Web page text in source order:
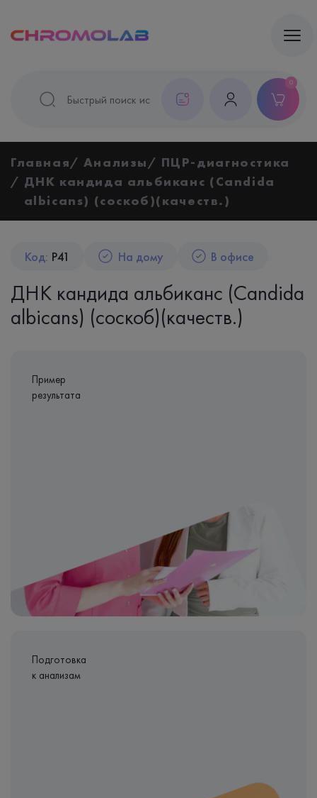
0
Главная Анализы
ПЦР-диагностика
ДНК кандида альбиканс (Candida
albicans) (соскоб)(качеств.)
Код: P41 На дому В офисе
ДНК кандида альбиканс (Candida
albicans) (соскоб)(качеств.)
Пример
результата
Подготовка
к анализам